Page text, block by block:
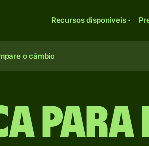
Recursos disponíveis
o câmbio
para